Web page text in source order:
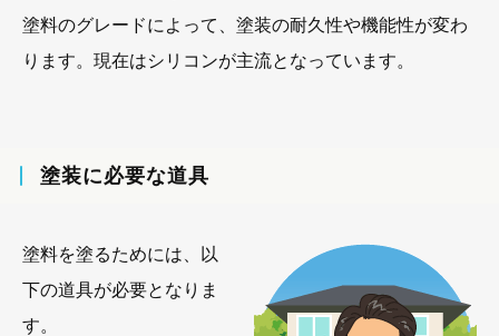
塗料のグレードによって、塗装の耐久性や機能性が変わ
ります。現在はシリコンが主流となっています。
塗装に必要な道具
塗料を塗るためには、以
下の道具が必要となりま
す。